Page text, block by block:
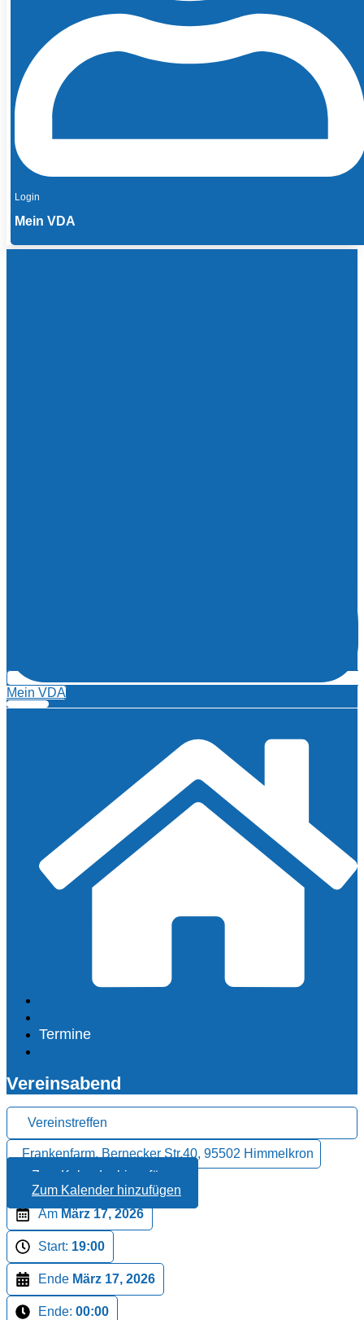
Login
Mein VDA
Mein VDA
Termine
Vereinsabend
Vereinstreffen
Frankenfarm, Bernecker Str.40, 95502 Himmelkron
Zum Kalender hinzufügen
Zum Kalender hinzufügen
Am März 17, 2026
Start: 19:00
Ende März 17, 2026
Ende: 00:00